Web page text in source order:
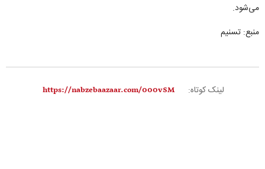
می‌شود.
منبع: تسنیم
لینک کوتاه: